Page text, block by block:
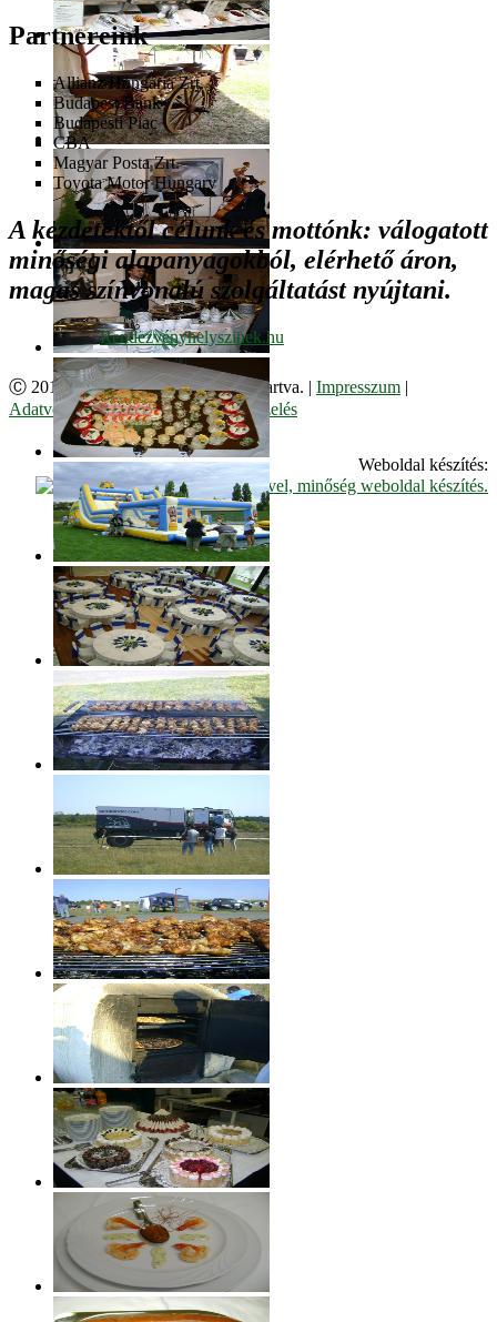
Partnereink
Allianz Hungária Zrt.
Budapest Bank
Budapesti Piac
CBA
Magyar Posta Zrt.
Toyota Motor Hungary
A kezdetektől célunk és mottónk: válogatott
minőségi alapanyagokból, elérhető áron,
magas színvonalú szolgáltatást nyújtani.
Ⓒ 2017. Juzso Bt. Minden jog fenntartva. | Impresszum |
Adatvédelmi Szabályzat|Cookie kezelés
Weboldal készítés: